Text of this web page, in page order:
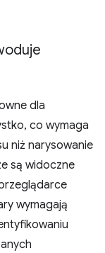
dla
co wymaga
niż narysowanie
są widoczne
wymagają